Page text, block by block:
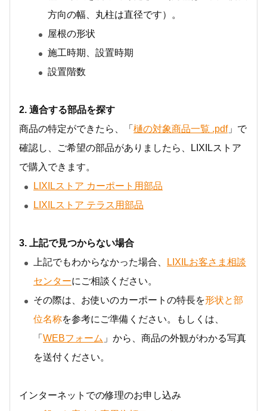
方向の幅、丸柱は直径です）。
屋根の形状
施工時期、設置時期
設置階数
2. 適合する部品を探す
商品の特定ができたら、「 樋の対象商品一覧 .pdf」で
確認し、ご希望の部品がありましたら、LIXILストア
で購入できます。
LIXILストア カーポート用部品
LIXILストア テラス用部品
3. 上記で見つからない場合
上記でもわからなかった場合、
LIXILお客さま相談
センターにご相談ください。
その際は、お使いのカーポートの特長を形状と部
位名称を参考にご準備ください。もしくは、
「 WEBフォーム 」から、商品の外観がわかる写真
を送付ください。
インターネットでの修理のお申し込み